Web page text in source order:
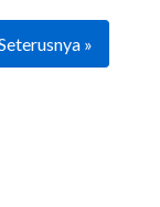
»